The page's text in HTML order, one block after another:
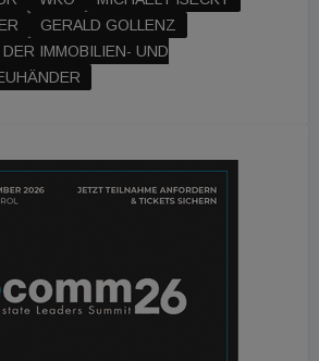
GERALD GOLLENZ
IMMOBILIEN- UND